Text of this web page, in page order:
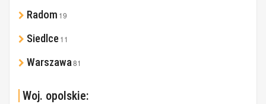
Radom 19
Siedlce11
Warszawa81
Woj. opolskie: